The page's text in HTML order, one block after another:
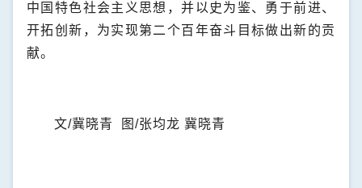
中国特色社会主义思想，并以史为鉴、勇于前进、
开拓创新，为实现第二个百年奋斗目标做出新的贡
献。
文/冀晓青 图 /张均龙 冀晓青